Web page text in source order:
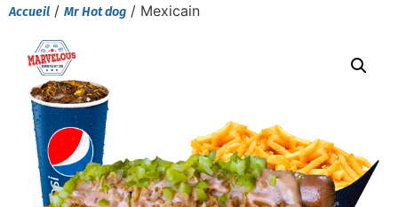
Accueil / Mr Hot dog / Mexicain